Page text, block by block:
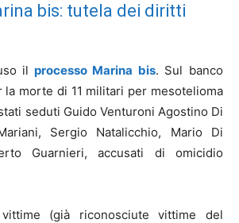
bis: tutela dei diritti
il processo Marina bis. Sul banco
morte di 11 militari per mesotelioma
seduti Guido Venturoni Agostino Di
Sergio Natalicchio, Mario Di
Guarnieri, accusati di omicidio
(già riconosciute vittime del